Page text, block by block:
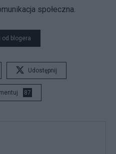
społeczna.
od blogera
Udostępnij
87